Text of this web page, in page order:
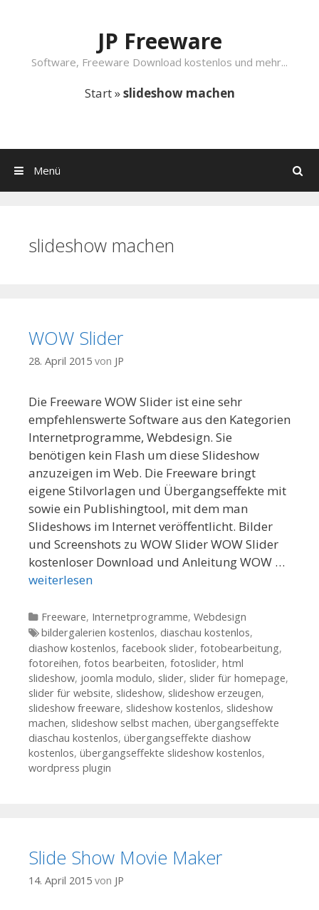
JP Freeware
Software, Freeware Download kostenlos und mehr...
Start»slideshow machen
Suchen
Menü
slideshow machen
WOW Slider
28. April 2015 von JP
Die Freeware WOW Slider ist eine sehr
empfehlenswerte Software aus den Kategorien
Internetprogramme, Webdesign. Sie
benötigen kein Flash um diese Slideshow
anzuzeigen im Web. Die Freeware bringt
eigene Stilvorlagen und Übergangseffekte mit
sowie ein Publishingtool, mit dem man
Slideshows im Internet veröffentlicht. Bilder
und Screenshots zu WOW Slider WOW Slider
kostenloser Download und Anleitung WOW …
weiterlesen
Kategorien
Freeware, Internetprogramme, Webdesign
Tags
bildergalerien kostenlos, diaschau kostenlos,
diashow kostenlos, facebook slider, fotobearbeitung,
fotoreihen, fotos bearbeiten, fotoslider, html
slideshow, joomla modulo, slider, slider für homepage,
slider für website, slideshow, slideshow erzeugen,
slideshow freeware, slideshow kostenlos, slideshow
machen, slideshow selbst machen, übergangseffekte
diaschau kostenlos, übergangseffekte diashow
kostenlos, übergangseffekte slideshow kostenlos,
wordpress plugin
Slide Show Movie Maker
14. April 2015 von JP